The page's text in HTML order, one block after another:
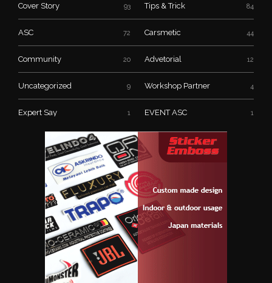
Cover Story 93 Tips & Trick 84
ASC 72 Carsmetic 44
Community 20 Advetorial 12
Uncategorized 9 Workshop Partner 4
Expert Say 1 EVENT ASC 1